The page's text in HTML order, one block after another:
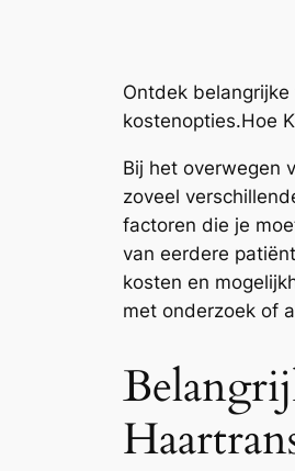
Ontdek
kostenopties.Hoe
Bij het overwegen
zoveel
factoren die je
van eerdere
kosten en
met onderzoek of